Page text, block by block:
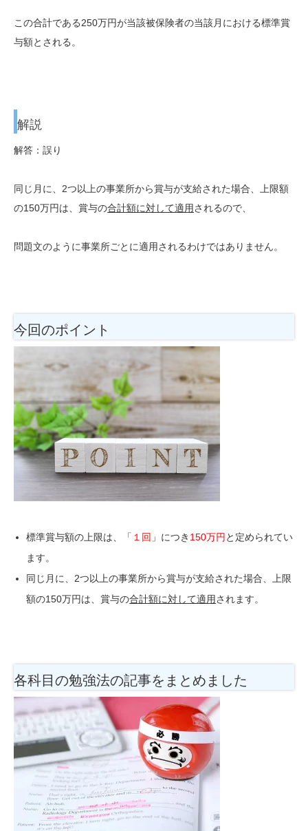
この合計である250万円が当該被保険者の当該月における標準賞
与額とされる。
解説
解答：誤り
同じ月に、2つ以上の事業所から賞与が支給された場合、上限額
の150万円は、賞与の合計額に対して適用されるので、
問題文のように事業所ごとに適用されるわけではありません。
今回のポイント
標準賞与額の上限は、「 １回 」につき 150万円 と定められてい
ます。
同じ月に、2つ以上の事業所から賞与が支給された場合、上限
額の150万円は、賞与の合計額に対して適用されます。
各科目の勉強法の記事をまとめました